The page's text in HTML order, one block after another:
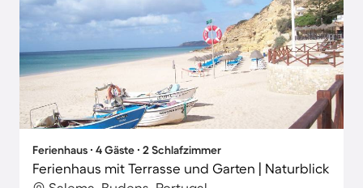
Ferienhaus ∙ 4 Gäste ∙ 2 Schlafzimmer
Ferienhaus mit Terrasse und Garten | Naturblick